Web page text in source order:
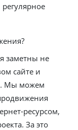
заметны не
сайте и
Мы можем
ресурсом,
За это